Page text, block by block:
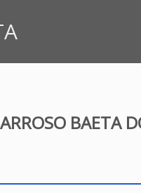
BAETA